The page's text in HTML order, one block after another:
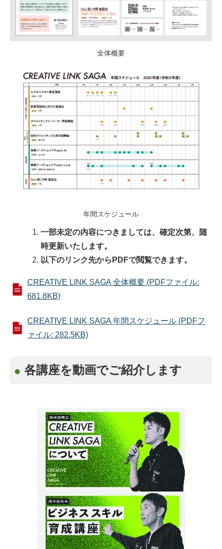
全体概要
年間スケジュール
一部未定の内容につきましては、確定次第、随
時更新いたします。
以下のリンク先からPDFで閲覧できます。
CREATIVE LINK SAGA 全体概要 (PDFファイル:
681.8KB)
CREATIVE LINK SAGA 年間スケジュール (PDFフ
ァイル: 282.5KB)
各講座を動画でご紹介します